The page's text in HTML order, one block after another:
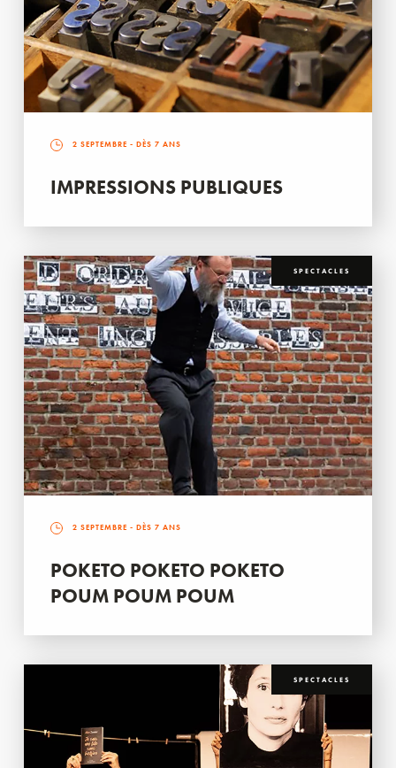
2 SEPTEMBRE - DÈS 7 ANS
IMPRESSIONS PUBLIQUES
SPECTACLES
2 SEPTEMBRE - DÈS 7 ANS
POKETO POKETO POKETO
POUM POUM POUM
SPECTACLES